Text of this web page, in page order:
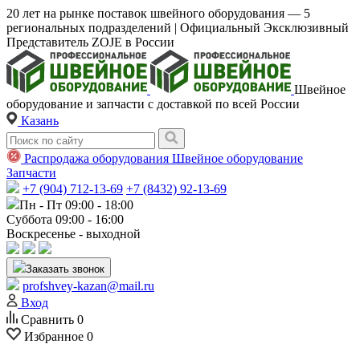
20 лет на рынке поставок швейного оборудования — 5
региональных подразделений | Официальный Эксклюзивный
Представитель ZOJE в России
Швейное
оборудование и запчасти с доставкой по всей России
Казань
Распродажа оборудования Швейное оборудование
Запчасти
+7 (904) 712-13-69 +7 (8432) 92-13-69
Пн - Пт 09:00 - 18:00
Суббота 09:00 - 16:00
Воскресенье - выходной
Заказать звонок
profshvey-kazan@mail.ru
Вход
Сравнить 0
Избранное 0